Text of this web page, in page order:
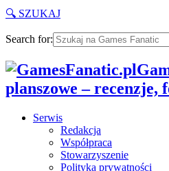
🔍 SZUKAJ
Search for:
planszowe – recenzje,
Serwis
Redakcja
Współpraca
Stowarzyszenie
Polityka prywatności